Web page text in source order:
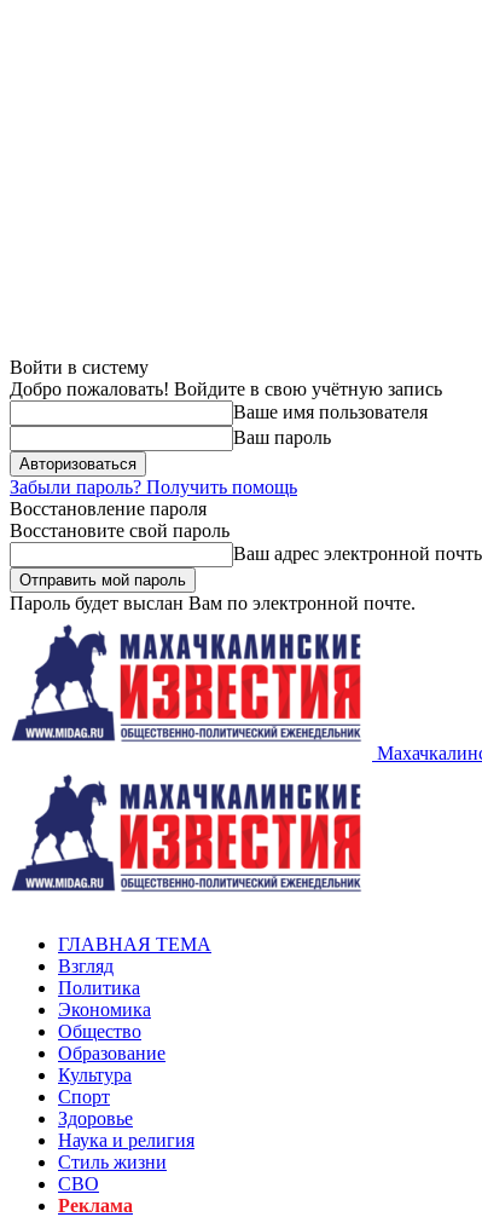
Войти в систему
Добро пожаловать! Войдите в свою учётную запись
Ваше имя пользователя
Ваш пароль
Забыли пароль? Получить помощь
Восстановление пароля
Восстановите свой пароль
Ваш адрес электронной
Пароль будет выслан Вам по электронной почте.
ГЛАВНАЯ ТЕМА
Взгляд
Политика
Экономика
Общество
Образование
Культура
Спорт
Здоровье
Наука и религия
Стиль жизни
СВО
Реклама